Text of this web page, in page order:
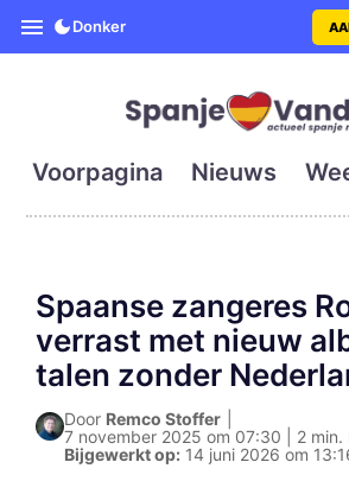
SpanjeVandaag is
Donker
Voorpagina Nieuws
Spaanse zangeres
verrast met nieuw
talen zonder
Door Remco Stoffer
7 november 2025 om 07:30 | 2 min.
Bijgewerkt op: 14 juni 2026 om